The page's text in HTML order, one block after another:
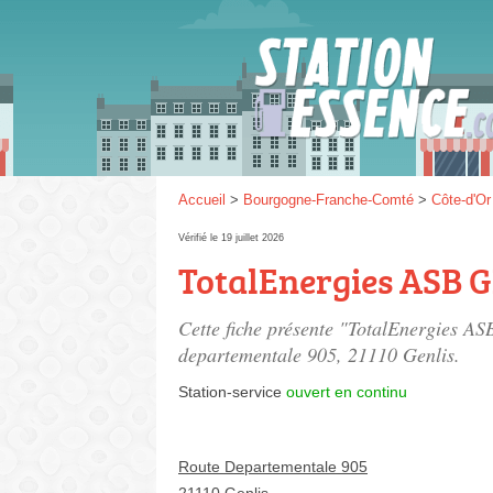
Accueil > Bourgogne-Franche-Comté > Côte-d'Or
Vérifié le 19 juillet 2026
TotalEnergies ASB
Cette fiche présente "TotalEnergies
departementale 905, 21110 Genlis.
Station-service ouvert en continu
Route Departementale 905
SP
SP